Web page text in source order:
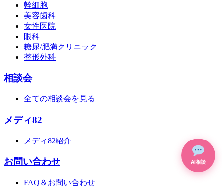
幹細胞
美容歯科
女性医院
眼科
糖尿/肥満クリニック
整形外科
相談会
全ての相談会を見る
メディ82
メディ82紹介
お問い合わせ
FAQ＆お問い合わせ
AI相談